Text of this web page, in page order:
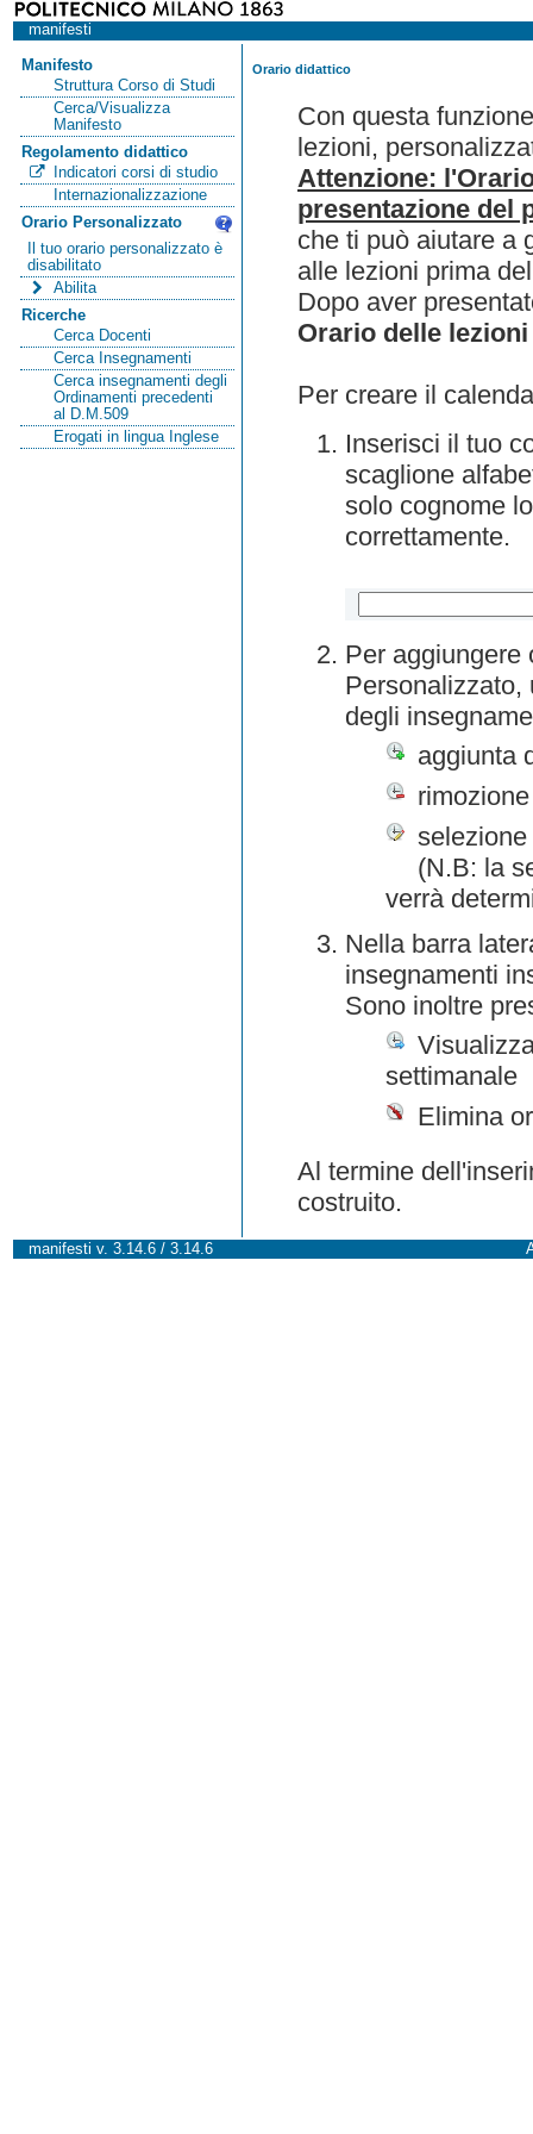
manifesti
Manifesto
Struttura Corso di Studi
Cerca/Visualizza
Manifesto
Regolamento didattico
Indicatori corsi di studio
Internazionalizzazione
Orario Personalizzato
Il tuo orario personalizzato è
disabilitato
Abilita
Ricerche
Cerca Docenti
Cerca Insegnamenti
Cerca insegnamenti degli
Ordinamenti precedenti
al D.M.509
Erogati in lingua Inglese
Orario didattico
Con questa
lezioni,
Attenzione:
presentazione del
che ti può aiutare a
alle lezioni prima
Dopo aver
Orario delle lezioni
Per creare il
Inserisci il tuo
scaglione
solo cognome
correttamente.
Per aggiungere
Personalizzato,
degli
aggiunta
(N.B: la
verrà
Nella barra
insegnamenti
Sono inoltre
settimanale
Elimina
Al termine
costruito.
manifesti v. 3.14.6 / 3.14.6